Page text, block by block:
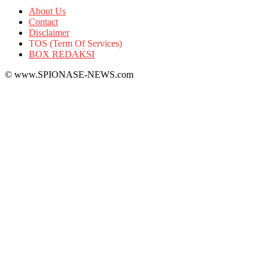
About Us
Contact
Disclaimer
TOS (Term Of Services)
BOX REDAKSI
© www.SPIONASE-NEWS.com